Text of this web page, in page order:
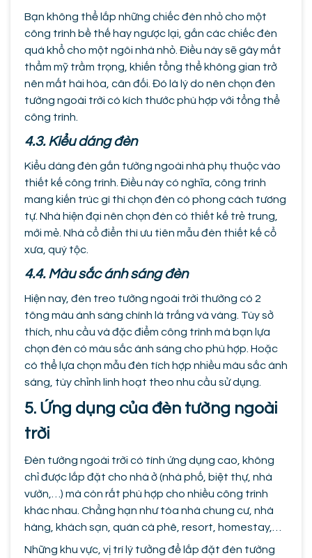
Bạn không thể lắp những chiếc đèn nhỏ cho một
công trình bề thế hay ngược lại, gắn các chiếc đèn
quá khổ cho một ngôi nhà nhỏ. Điều này sẽ gây mất
thẩm mỹ trầm trọng, khiến tổng thể không gian trở
nên mất hài hòa, cân đối. Đó là lý do nên chọn đèn
tường ngoài trời có kích thước phù hợp với tổng thể
công trình.
4.3. Kiểu dáng đèn
Kiểu dáng đèn gắn tường ngoài nhà phụ thuộc vào
thiết kế công trình. Điều này có nghĩa, công trình
mang kiến trúc gì thì chọn đèn có phong cách tương
tự. Nhà hiện đại nên chọn đèn có thiết kế trẻ trung,
mới mẻ. Nhà cổ điển thì ưu tiên mẫu đèn thiết kế cổ
xưa, quý tộc.
4.4. Màu sắc ánh sáng đèn
Hiện nay, đèn treo tường ngoài trời thường có 2
tông màu ánh sáng chính là trắng và vàng. Tùy sở
thích, nhu cầu và đặc điểm công trình mà bạn lựa
chọn đèn có màu sắc ánh sáng cho phù hợp. Hoặc
có thể lựa chọn mẫu đèn tích hợp nhiều màu sắc ánh
sáng, tùy chỉnh linh hoạt theo nhu cầu sử dụng.
5. Ứng dụng của đèn tường ngoài
trời
Đèn tường ngoài trời có tính ứng dụng cao, không
chỉ được lắp đặt cho nhà ở (nhà phố, biệt thự, nhà
vườn,…) mà còn rất phù hợp cho nhiều công trình
khác nhau. Chẳng hạn như tòa nhà chung cư, nhà
hàng, khách sạn, quán cà phê, resort, homestay,…
Những khu vực, vị trí lý tưởng để lắp đặt đèn tường